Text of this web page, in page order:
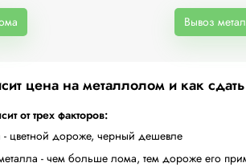
Вывоз
цена на металлолом и как
от трех факторов:
- цветной дороже, черный дешевле
- чем больше лома, тем дороже его